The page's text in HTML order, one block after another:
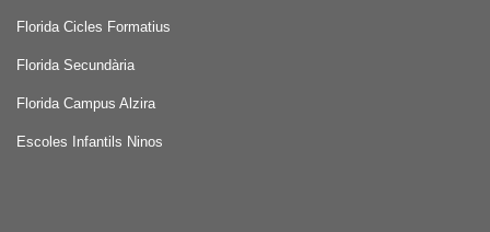
Florida Cicles Formatius
Florida Secundària
Florida Campus Alzira
Escoles Infantils Ninos